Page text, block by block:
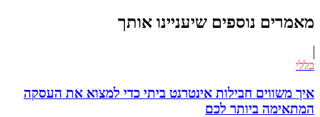
מאמרים נוספים שיעניינו אותך
כללי
איך משווים חבילות אינטרנט ביתי כדי למצוא את העסקה
המתאימה ביותר לכם